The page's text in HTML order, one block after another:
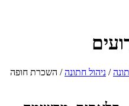
/ניהול חתונה/השכרת חופה